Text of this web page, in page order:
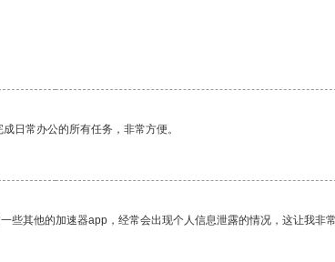
日常办公的所有任务，非常方便。
其他的加速器app，经常会出现个人信息泄露的情况，这让我非常